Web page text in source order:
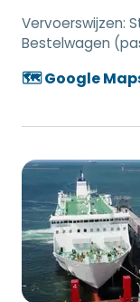
Vervoerswijzen:
Bestelwagen
🗺️ Google